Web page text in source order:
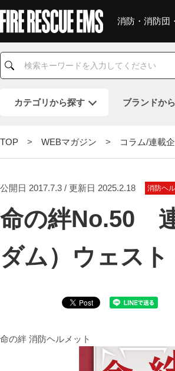
消防・消防団
カテゴリから探す ブランドか
TOP > WEBマガジン > コラム/連載
公開日 2017.7.3 / 更新日 2025.2.18 消防ヘ
命の絆No.50
ダム）ウェス
命の絆 消防ヘルメット